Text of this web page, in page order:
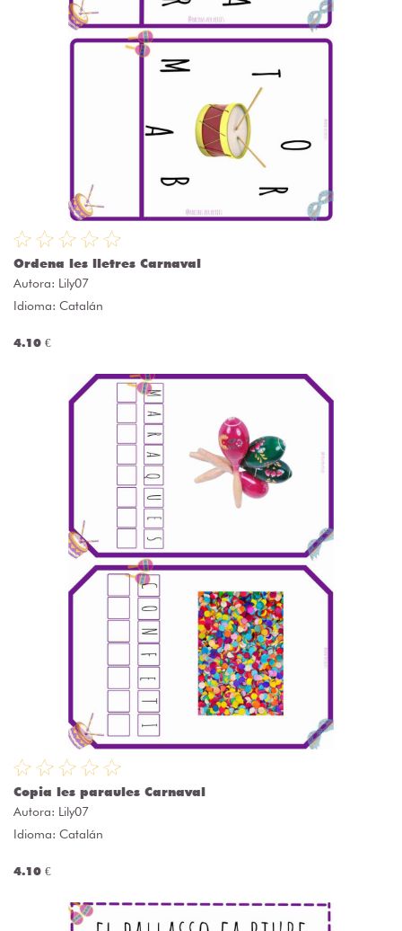
Ordena les lletres Carnaval
Autora: Lily07
Idioma: Catalán
4.10 €
Copia les paraules Carnaval
Autora: Lily07
Idioma: Catalán
4.10 €